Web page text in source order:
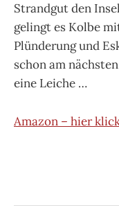
Strandgut den
gelingt es Kolbe
Plünderung und
schon am
eine Leiche …
Amazon – hier